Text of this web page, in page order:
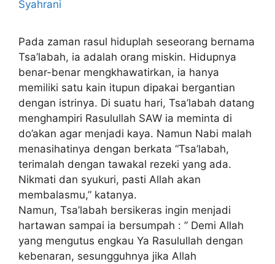
Syahrani
Pada zaman rasul hiduplah seseorang bernama
Tsa’labah, ia adalah orang miskin. Hidupnya
benar-benar mengkhawatirkan, ia hanya
memiliki satu kain itupun dipakai bergantian
dengan istrinya. Di suatu hari, Tsa’labah datang
menghampiri Rasulullah SAW ia meminta di
do’akan agar menjadi kaya. Namun Nabi malah
menasihatinya dengan berkata “Tsa’labah,
terimalah dengan tawakal rezeki yang ada.
Nikmati dan syukuri, pasti Allah akan
membalasmu,” katanya.
Namun, Tsa’labah bersikeras ingin menjadi
hartawan sampai ia bersumpah : ” Demi Allah
yang mengutus engkau Ya Rasulullah dengan
kebenaran, sesungguhnya jika Allah